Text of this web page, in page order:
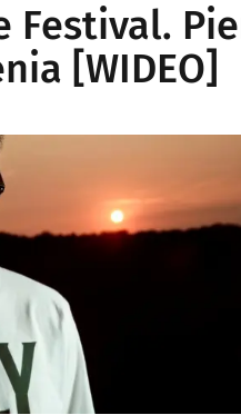
Festival.
[WIDEO]